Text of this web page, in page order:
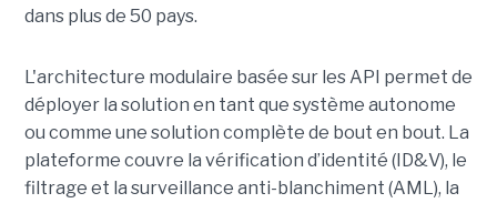
dans plus de 50 pays.
L'architecture modulaire basée sur les API permet de
déployer la solution en tant que système autonome
ou comme une solution complète de bout en bout. La
plateforme couvre la vérification d’identité (ID&V), le
filtrage et la surveillance anti-blanchiment (AML), la